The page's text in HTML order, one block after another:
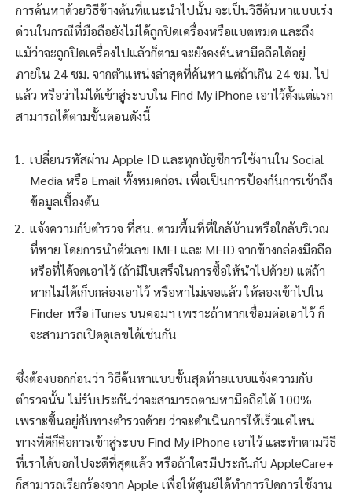
การค้นหาด้วยวิธีข้างต้นที่แนะนำไปนั้น จะเป็นวิธีค้นหาแบบเร่ง
ด่วนในกรณีที่มือถือยังไม่ได้ถูกปิดเครื่องหรือแบตหมด และถึง
แม้ว่าจะถูกปิดเครื่องไปแล้วก็ตาม จะยังคงค้นหามือถือได้อยู่
ภายใน 24 ชม. จากตำแหน่งล่าสุดที่ค้นหา แต่ถ้าเกิน 24 ชม. ไป
แล้ว หรือว่าไม่ได้เข้าสู่ระบบใน Find My iPhone เอาไว้ตั้งแต่แรก
สามารถได้ตามขั้นตอนดังนี้
เปลี่ยนรหัสผ่าน Apple ID และทุกบัญชีการใช้งานใน Social
Media หรือ Email ทั้งหมดก่อน เพื่อเป็นการป้องกันการเข้าถึง
ข้อมูลเบื้องต้น
แจ้งความกับตำรวจ ที่สน. ตามพื้นที่ที่ใกล้บ้านหรือใกล้บริเวณ
ที่หาย โดยการนำตัวเลข IMEI และ MEID จากข้างกล่องมือถือ
หรือที่ได้จดเอาไว้ (ถ้ามีใบเสร็จในการซื้อให้นำไปด้วย) แต่ถ้า
หากไม่ได้เก็บกล่องเอาไว้ หรือหาไม่เจอแล้ว ให้ลองเข้าไปใน
Finder หรือ iTunes บนคอมฯ เพราะถ้าหากเชื่อมต่อเอาไว้ ก็
จะสามารถเปิดดูเลขได้เช่นกัน
ซึ่งต้องบอกก่อนว่า วิธีค้นหาแบบขั้นสุดท้ายแบบแจ้งความกับ
ตำรวจนั้น ไม่รับประกันว่าจะสามารถตามหามือถือได้ 100%
เพราะขึ้นอยู่กับทางตำรวจด้วย ว่าจะดำเนินการให้เร็วแค่ไหน
ทางที่ดีก็คือการเข้าสู่ระบบ Find My iPhone เอาไว้ และทำตามวิธี
ที่เราได้บอกไปจะดีที่สุดแล้ว หรือถ้าใครมีประกันกับ AppleCare+
ก็สามารถเรียกร้องจาก Apple เพื่อให้ศูนย์ได้ทำการปิดการใช้งาน